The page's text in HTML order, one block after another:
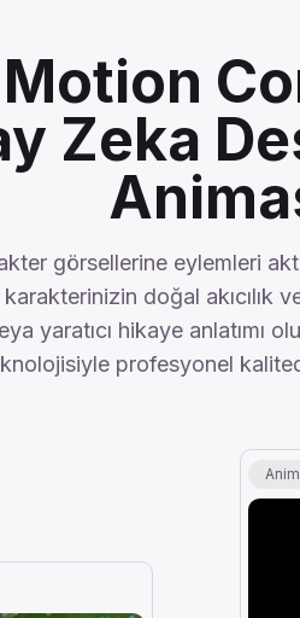
Zeka
görsellerine eylemleri
doğal
yaratıcı hikaye anlatımı
profesyonel